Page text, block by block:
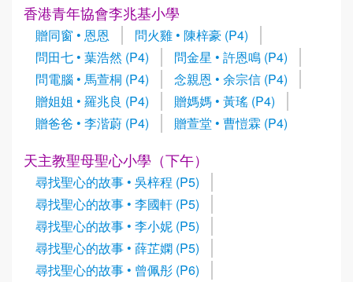
香港青年協會李兆基小學
贈同窗 • 恩恩
問火雞 • 陳梓豪 (P4)
問田七 • 葉浩然 (P4)
問金星 • 許恩鳴 (P4)
問電腦 • 馬萱桐 (P4)
念親恩 • 余宗信 (P4)
贈姐姐 • 羅兆良 (P4)
贈媽媽 • 黃瑤 (P4)
贈爸爸 • 李湝蔚 (P4)
贈萱堂 • 曹愷霖 (P4)
天主教聖母聖心小學（下午）
尋找聖心的故事 • 吳梓程 (P5)
尋找聖心的故事 • 李國軒 (P5)
尋找聖心的故事 • 李小妮 (P5)
尋找聖心的故事 • 薛芷嫻 (P5)
尋找聖心的故事 • 曾佩彤 (P6)